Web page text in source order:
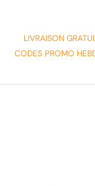
LIVRAISON
CODES PROMO